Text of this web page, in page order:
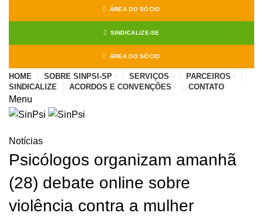
ÁREA DO SÓCIO
SINDICALIZE-SE
ÁREA DO SÓCIO
HOME SOBRE SINPSI-SP SERVIÇOS
PARCEIROS
SINDICALIZE
ACORDOS E CONVENÇÕES CONTATO
Menu
Notícias
Psicólogos organizam amanhã
(28) debate online sobre
violência contra a mulher